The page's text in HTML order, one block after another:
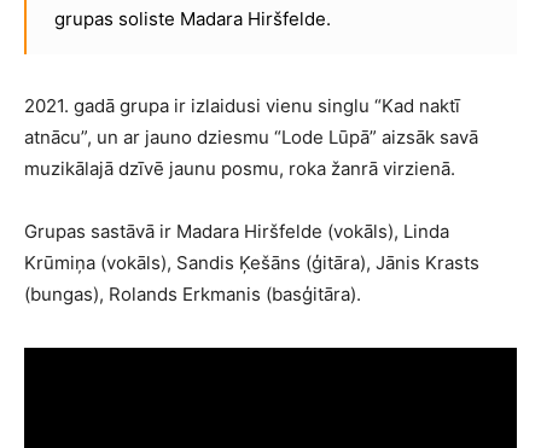
grupas soliste Madara Hiršfelde.
2021. gadā grupa ir izlaidusi vienu singlu “Kad naktī
atnācu”, un ar jauno dziesmu “Lode Lūpā” aizsāk savā
muzikālajā dzīvē jaunu posmu, roka žanrā virzienā.
Grupas sastāvā ir Madara Hiršfelde (vokāls), Linda
Krūmiņa (vokāls), Sandis Ķešāns (ģitāra), Jānis Krasts
(bungas), Rolands Erkmanis (basģitāra).